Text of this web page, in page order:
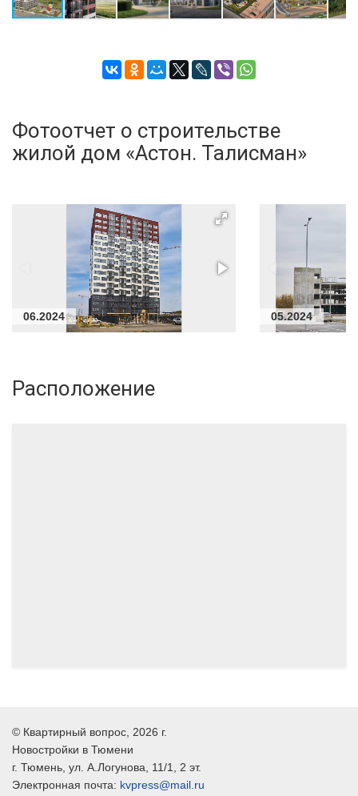
Фотоотчет о строительстве
жилой дом «Астон. Талисман»
06.2024 05.2024
Расположение
© Квартирный вопрос , 2026 г.
Новостройки в Тюмени
г. Тюмень , ул. А.Логунова, 11/1, 2 эт.
Электронная почта: kvpress@mail.ru